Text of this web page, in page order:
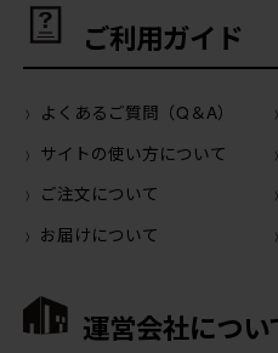
ご利用ガイド
よくあるご質問（Q＆A）
サイトの使い方について
ご注文について
お届けについて
運営会社につい